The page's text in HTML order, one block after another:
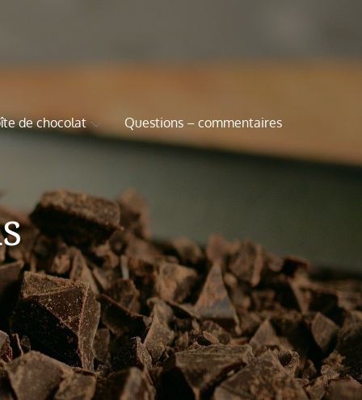
de chocolat Questions – commentaires